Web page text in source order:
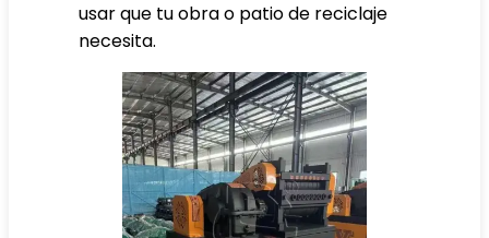
usar que tu obra o patio de reciclaje
necesita.